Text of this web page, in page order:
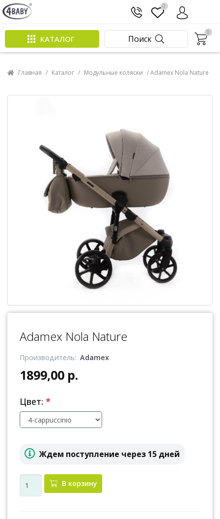
КАТАЛОГ Поиск
0
0
Главная / Каталог / Модульные коляски / Adamex Nola Nature
Adamex Nola Nature
Производитель: Adamex
1899,00 р.
Цвет: *
Ждем поступление через 15 дней
В корзину